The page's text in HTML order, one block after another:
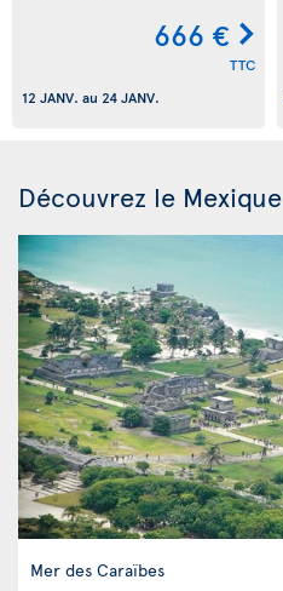
666 €
TTC
12 JANV. au 24 JANV.
Découvrez le Mexique
Mer des Caraïbes